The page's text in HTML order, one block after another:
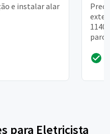
e instalar alar
para Eletricista